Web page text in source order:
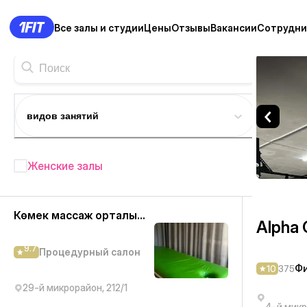
Все залы и студииЦеныОтзывыВакансии
видов занятий
Женские залы
Фитнес студии в Актау
Көмек массаж орталығы
9.7 Процедурный салон
29-й микрорайон, 212/1
Alpha CF Club — Фитнес-
Alpha
10 375